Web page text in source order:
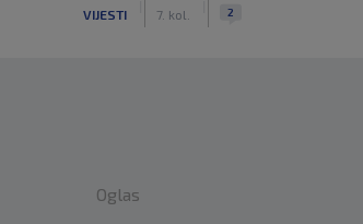
VIJESTI 7. kol. 2
Oglas